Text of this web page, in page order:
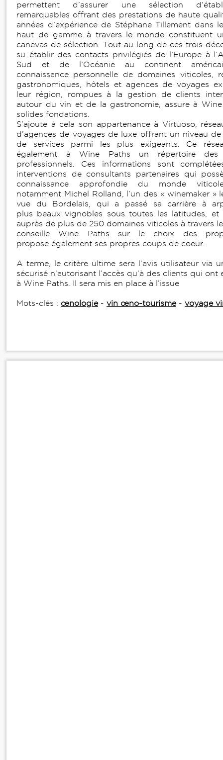
permettent d’assurer une sélection
remarquables offrant des prestations de haute
années d’expérience de Stéphane Tillement dans
haut de gamme à travers le monde constituent
canevas de sélection. Tout au long de ces trois
su établir des contacts privilégiés de l’Europe à
Sud et de l’Océanie au continent
connaissance personnelle de domaines viticoles,
gastronomiques, hôtels et agences de voyages
leur région, rompues à la gestion de clients
autour du vin et de la gastronomie, assure à
solides fondations.
S’ajoute à cela son appartenance à Virtuoso,
d’agences de voyages de luxe offrant un niveau
de services parmi les plus exigeants. Ce
également à Wine Paths un répertoire des
professionnels. Ces informations sont
interventions de consultants partenaires qui
connaissance approfondie du monde
notamment Michel Rolland, l’un des « winemaker »
vue du Bordelais, qui a passé sa carrière à
plus beaux vignobles sous toutes les latitudes, et
auprès de plus de 250 domaines viticoles à travers
conseille Wine Paths sur le choix des
propose également ses propres coups de coeur.
A terme, le critère ultime sera l’avis utilisateur via
sécurisé n’autorisant l’accès qu’à des clients qui ont
à Wine Paths. Il sera mis en place à l’issue
Mots-clés : œnologie- vin œno-tourisme- voyage